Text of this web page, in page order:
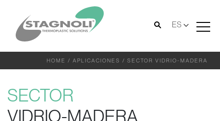
ES
HOME / APLICACIONES / SECTOR VIDRIO-MADERA
SECTOR
VIDRIO-MADERA